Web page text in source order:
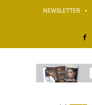
NEWSLETTER